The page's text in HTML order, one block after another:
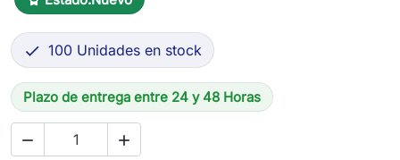
 100 Unidades en stock
Plazo de entrega entre 24 y 48 Horas
 